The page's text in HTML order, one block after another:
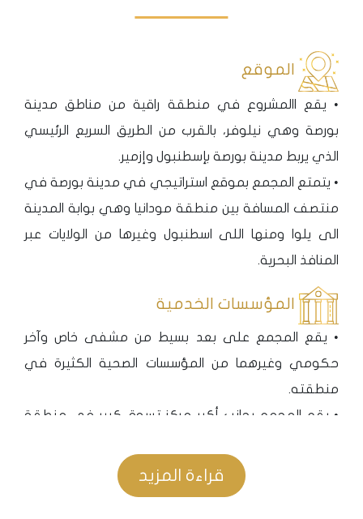
الموقع
• يقع االمشروع في منطقة راقية من مناطق مدينة
بورصة وهي نيلوفر، بالقرب من الطريق السريع الرئيسي
الذي يربط مدينة بورصة بإسطنبول وإزمير.
• يتمتع المجمع بموقع استراتيجي في مدينة بورصة في
منتصف المسافة بين منطقة مودانيا وهي بوابة المدينة
الى يلوا ومنها اللى اسطنبول وغيرها من الولايات عبر
المنافذ البحرية.
المؤسسات الخدمية
• يقع المجمع على بعد بسيط من مشفى خاص وآخر
حكومي وغيرهما من المؤسسات الصحية الكثيرة في
منطقته.
• يقع المجمع بجانب أكبر مركز تسوق كبير في منطقة
ماركت وكوشتاش.
قراءة المزيد